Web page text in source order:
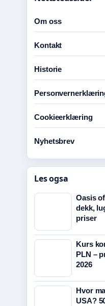
Om oss
Kontakt
Historie
Cookieerklæring
Nyhetsbrev
Les ogsa
Oasis
dekk,
priser
Kurs
PLN –
2026
Hvor
USA?